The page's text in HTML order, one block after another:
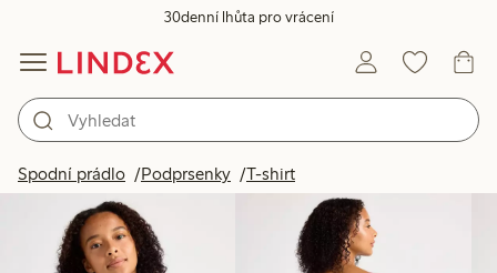
30denní lhůta pro vrácení
Spodní prádlo Podprsenky T-shirt